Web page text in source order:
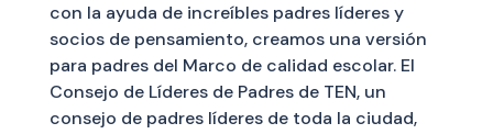
con la ayuda de increíbles padres líderes y
socios de pensamiento, creamos una versión
para padres del Marco de calidad escolar. El
Consejo de Líderes de Padres de TEN, un
consejo de padres líderes de toda la ciudad,